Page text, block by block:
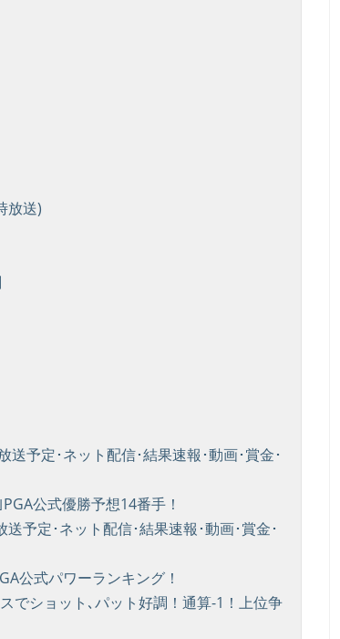
放送)
送予定･ネット配信･結果速報･動画･賞金･
公式優勝予想14番手！
予定･ネット配信･結果速報･動画･賞金･
公式パワーランキング！
でショット､パット好調！通算-1！上位争